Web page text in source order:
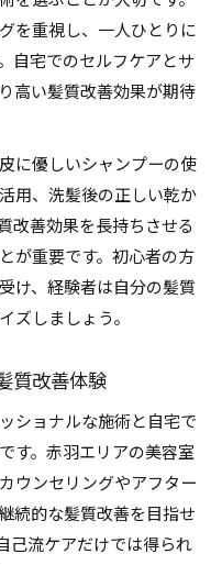
を重視し、一人ひとりに
自宅でのセルフケアとサ
高い髪質改善効果が期待
に優しいシャンプーの使
用、洗髪後の正しい乾か
改善効果を長持ちさせる
が重要です。初心者の方
け、経験者は自分の髪質
ズしましょう。
質改善体験
ショナルな施術と自宅で
す。赤羽エリアの美容室
ウンセリングやアフター
続的な髪質改善を目指せ
己流ケアだけでは得られ